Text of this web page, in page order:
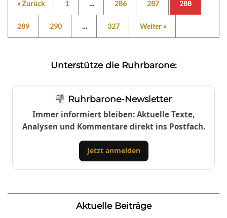
« Zurück 1 … 286 287 288
289 290 … 327 Weiter »
Unterstütze die Ruhrbarone:
Ruhrbarone-Newsletter
Immer informiert bleiben: Aktuelle Texte,
Analysen und Kommentare direkt ins Postfach.
Jetzt anmelden
Aktuelle Beiträge